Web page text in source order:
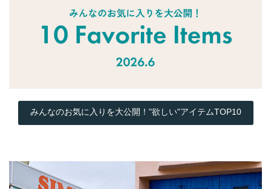
みんなのお気に入りを大公開！"欲しい"アイテムTOP10